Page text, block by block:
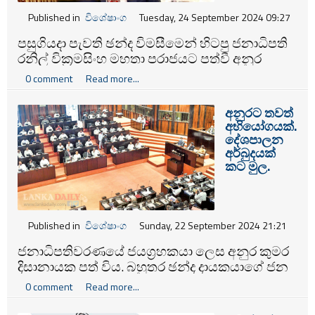
Published in විශේෂාංග Tuesday, 24 September 2024 09:27
පසුගියදා පැවති ඡන්ද විමසීමෙන් හිටපු ජනාධිපති
රනිල් වික්‍රමසිංහ මහතා පරාජයට පත්වී අනුර
කුමාර දිසානායක ජනාධිපති ධුරයට පත් වීමත්
අගමැති දිනේෂ් ගුණවර්ධන ඇතුළු කැබිනට්
මණ්ඩලය විසුරුවා හැරීමත් සිදුව තිබෙන තත්වය ශ්‍රී
ලංකා මහ බැංකු අධිපති ආචාර්ය පී නන්දලාල්
වීරසිංහ සිය ධුරයෙන් ඉවත් වෙනු ඇති බව හෝ
ඔහුව ඉවත් කරනු ඇති බවට රාවයක් පැතිර තිබේ.
0 comment Read more...
අනුරට තවත්
අභියෝගයක්.
දේශපාලන
අර්බුදයක්
කට මුල.
Published in විශේෂාංග Sunday, 22 September 2024 21:21
ජනාධිපතිවරණයේ ජයග්‍රහකයා ලෙස අනුර කුමර
දිසානායක පත් විය. බහුතර ඡන්ද දායකයාගේ ජන
වරමක් නොවුණත්, සුළුතරය අතරින් සුළුතරයේ
බහුතරය අත්පත් කරගැනීමක් වුණත්
0 comment Read more...